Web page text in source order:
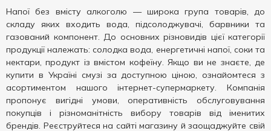
Напої без вмісту алкоголю — широка група товарів, до
складу яких входить вода, підсолоджувачі, барвники та
газований компонент. До основних різновидів цієї категорії
продукції належать: солодка вода, енергетичні напої, соки та
нектари, продукт із вмістом кофеїну. Якщо ви не знаєте, де
купити в Україні смузі за доступною ціною, ознайомтеся з
асортиментом нашого інтернет-супермаркету. Компанія
пропонує вигідні умови, оперативність обслуговування
покупців і різноманітність вибору товарів від іменитих
брендів. Реєструйтеся на сайті магазину й заощаджуйте свій